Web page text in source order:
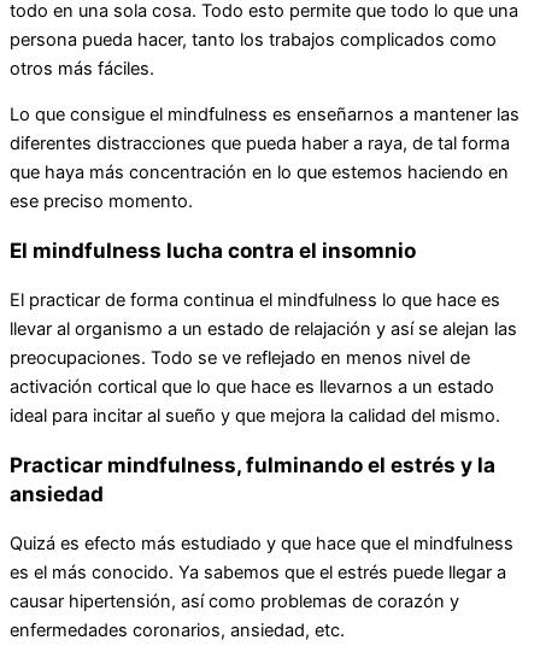
todo en una sola cosa. Todo esto permite que todo lo que una
persona pueda hacer, tanto los trabajos complicados como
otros más fáciles.
Lo que consigue el mindfulness es enseñarnos a mantener las
diferentes distracciones que pueda haber a raya, de tal forma
que haya más concentración en lo que estemos haciendo en
ese preciso momento.
El mindfulness lucha contra el insomnio
El practicar de forma continua el mindfulness lo que hace es
llevar al organismo a un estado de relajación y así se alejan las
preocupaciones. Todo se ve reflejado en menos nivel de
activación cortical que lo que hace es llevarnos a un estado
ideal para incitar al sueño y que mejora la calidad del mismo.
Practicar mindfulness, fulminando el estrés y la
ansiedad
Quizá es efecto más estudiado y que hace que el mindfulness
es el más conocido. Ya sabemos que el estrés puede llegar a
causar hipertensión, así como problemas de corazón y
enfermedades coronarios, ansiedad, etc.